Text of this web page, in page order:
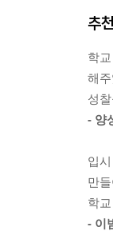
역시
상
노
포
아
에
추
학
해
성
- 양
입
만
학
- 이